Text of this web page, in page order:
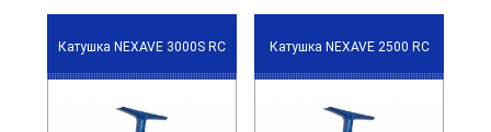
Катушка NEXAVE 3000S RC Катушка NEXAVE 2500 RC